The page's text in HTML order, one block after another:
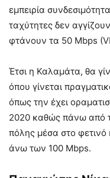
εμπειρία
ταχύτητες δεν
φτάνουν τα 50 Mbps
Έτσι η Καλαμάτα, θα
όπου γίνεται
όπως την έχει
2020 καθώς πάνω από
πόλης μέσα στο φετινό
άνω των 100 Mbps.